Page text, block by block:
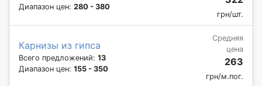
Диапазон цен: 280 - 380
грн/шт.
Карнизы из гипса
Всего предложений: 13
Диапазон цен: 155 - 350
Средняя
цена
263
грн/м.пог.